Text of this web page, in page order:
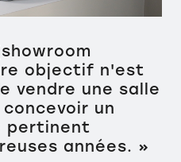
objectif n'est
vendre une salle
un
pertinent
années. »